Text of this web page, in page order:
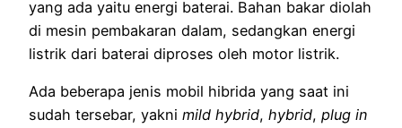
yang ada yaitu energi baterai. Bahan bakar diolah
di mesin pembakaran dalam, sedangkan energi
listrik dari baterai diproses oleh motor listrik.
Ada beberapa jenis mobil hibrida yang saat ini
sudah tersebar, yakni mild hybrid, hybrid, plug in